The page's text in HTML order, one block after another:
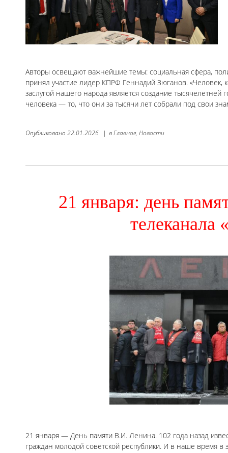
Авторы освещают важнейшие темы: социальная сфера,
принял участие лидер КПРФ Геннадий Зюганов. «Человек,
заслугой нашего народа является создание тысячелетней
человека — то, что они за тысячи лет собрали под свои
Опубликовано 22.01.2026 | вГлавное, Новости
21 января: день
телеканала
21 января — День памяти В.И. Ленина. 102 года назад
граждан молодой советской республики. И в наше время